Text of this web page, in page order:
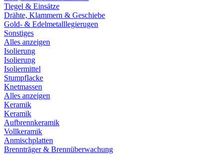
Tiegel & Einsätze
Drähte, Klammern & Geschiebe
Gold- & Edelmetalllegierugen
Sonstiges
Alles anzeigen
Isolierung
Isolierung
Isoliermittel
Stumpflacke
Knetmassen
Alles anzeigen
Keramik
Keramik
Aufbrennkeramik
Vollkeramik
Anmischplatten
Brennträger & Brennüberwachung